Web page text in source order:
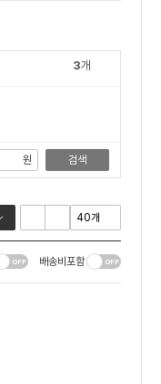
3개
원 검색
배송비포함